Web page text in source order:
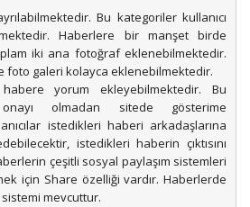
Bu kategoriler kullanıcı
Haberlere bir manşet birde
iki ana fotoğraf eklenebilmektedir.
foto galeri kolayca eklenebilmektedir.
habere yorum ekleyebilmektedir. Bu
olmadan sitede gösterime
istedikleri haberi arkadaşlarına
istedikleri haberin çıktısını
çeşitli sosyal paylaşım sistemleri
için Share özelliği vardır. Haberlerde
mevcuttur.